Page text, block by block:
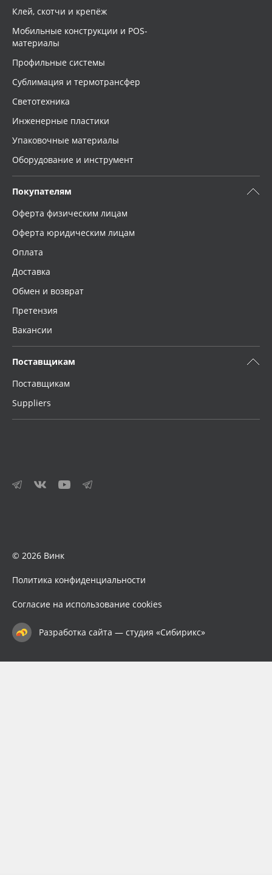
Клей, скотчи и крепёж
Мобильные конструкции и POS-
материалы
Профильные системы
Сублимация и термотрансфер
Светотехника
Инженерные пластики
Упаковочные материалы
Оборудование и инструмент
Покупателям
Оферта физическим лицам
Оферта юридическим лицам
Оплата
Доставка
Обмен и возврат
Претензия
Вакансии
Поставщикам
Поставщикам
Suppliers
© 2026 Винк
Политика конфиденциальности
Согласие на использование cookies
Разработка сайта — студия «Сибирикс»